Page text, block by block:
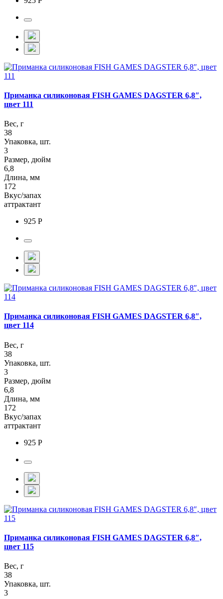
Приманка силиконовая FISH GAMES DAGSTER 6,8″,
цвет 111
Вес, г
38
Упаковка, шт.
3
Размер, дюйм
6,8
Длина, мм
172
Вкус/запах
аттрактант
925 Р
Приманка силиконовая FISH GAMES DAGSTER 6,8″,
цвет 114
Вес, г
38
Упаковка, шт.
3
Размер, дюйм
6,8
Длина, мм
172
Вкус/запах
аттрактант
925 Р
Приманка силиконовая FISH GAMES DAGSTER 6,8″,
цвет 115
Вес, г
38
Упаковка, шт.
3